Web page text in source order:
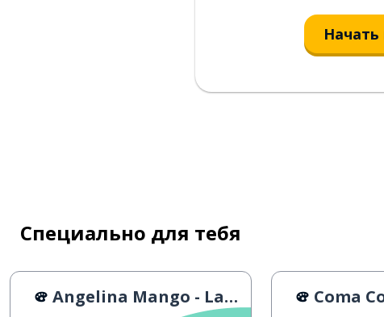
Начать
Специально для тебя
Angelina Mango - La noia Coma